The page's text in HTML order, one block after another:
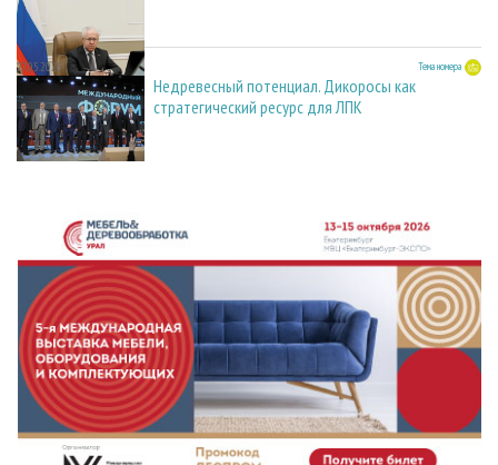
27.05.2026 Тема номера
Недревесный потенциал. Дикоросы как
стратегический ресурс для ЛПК